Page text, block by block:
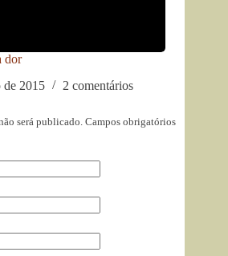
dor
de 2015
2 comentários
será publicado. Campos obrigatórios